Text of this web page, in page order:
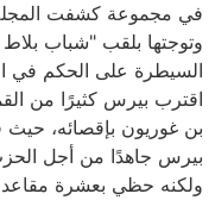
في مجموعة كشفت المجلة
وتوجتها بلقب "شباب بلاط
السيطرة على الحكم في
اقترب بيرس كثيرًا من
بن غوريون بإقصائه، حيث
بيرس جاهدًا من أجل الحزب
ولكنه حظي بعشرة مقاعد